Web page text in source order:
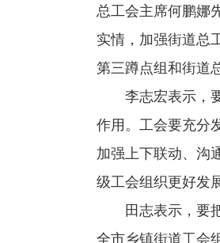
总工会主席何鹏娜
实情，加强街道总
第三蹲点组和街道
李志宏表示，
作用。工会要充分
加强上下联动、沟
级工会组织更好发展
田志表示，要
全市乡镇街道工会